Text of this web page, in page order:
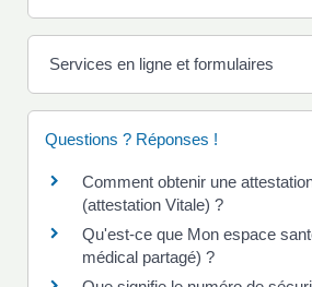
Services en ligne et formulaires
Questions ? Réponses !
Comment obtenir une
(attestation Vitale) ?
Qu'est-ce que Mon espace
médical partagé) ?